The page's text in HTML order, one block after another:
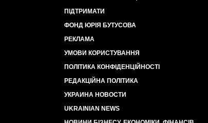
ПІДТРИМАТИ
ФОНД ЮРІЯ БУТУСОВА
РЕКЛАМА
УМОВИ КОРИСТУВАННЯ
ПОЛІТИКА КОНФІДЕНЦІЙНОСТІ
РЕДАКЦІЙНА ПОЛІТИКА
УКРАИНА НОВОСТИ
UKRAINIAN NEWS